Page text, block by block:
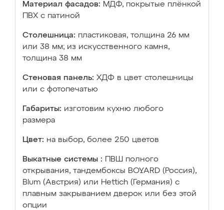
Материал фасадов: МДФ, покрытые плёнкой
ПВХ с патиной
Столешница: пластиковая, толщина 26 мм
или 38 мм; из искусственного камня,
толщина 38 мм
Стеновая панель: ХДФ в цвет столешницы
или с фотопечатью
Габариты: изготовим кухню любого
размера
Цвет: на выбор, более 250 цветов
Выкатные системы :
ПВШ полного
открывания, тандембоксы BOYARD (Россия),
Blum (Австрия) или Hettich (Германия) с
плавным закрыванием дверок или без этой
опции